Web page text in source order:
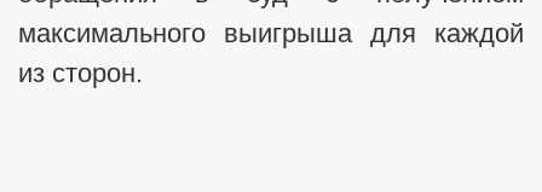
максимального выигрыша для каждой
из сторон.